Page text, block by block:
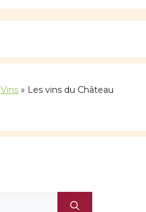
Vins » Les vins du Château